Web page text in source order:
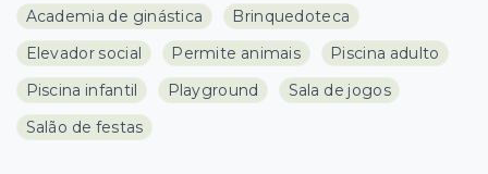
Academia de ginástica
Brinquedoteca
Elevador social
Permite animais
Piscina adulto
Piscina infantil
Playground
Sala de jogos
Salão de festas